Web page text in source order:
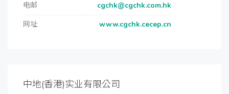
电邮
cgchk@cgchk.com.hk
网址
www.cgchk.cecep.cn
中地(香港)实业有限公司